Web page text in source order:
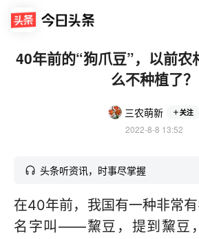
40年前的“狗爪豆”，以前农
么不种植了？
三农萌新 关注
2022-8-8 13:52
头条听资讯，时事尽掌握
在40年前，我国有一种非常
名字叫——黧豆，提到黧豆